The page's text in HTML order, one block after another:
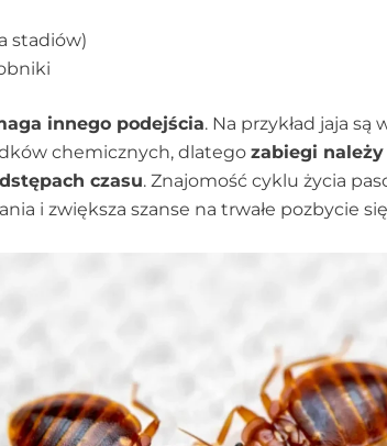
stadiów)
innego podejścia. Na przykład jaja
chemicznych, dlatego zabiegi
czasu. Znajomość cyklu życia
i zwiększa szanse na trwałe pozbycie